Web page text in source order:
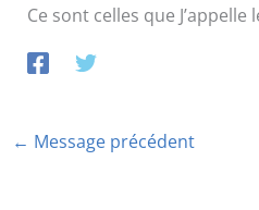
Ce sont celles que J’appelle
← Message précédent